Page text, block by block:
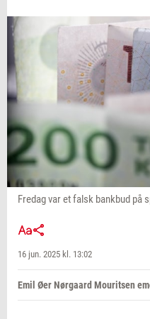
Fredag var et falsk bankbud på
16 jun. 2025 kl. 13:02
Emil Øer Nørgaard Mouritsen